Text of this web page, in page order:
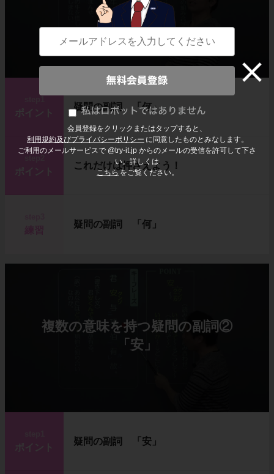
会員登録をクリックまたはタップすると、
利用規約及びプライバシーポリシー に同意したものとみなします。
ご利用のメールサービスで @try-it.jp からのメールの受信を許可して下さ
い。詳しくは
こちら をご覧ください。
「何」
ポイント
疑問の副詞 「何」
ポイント
これだけは押さえよう！
疑問の副詞 「何」
複数の意味を持つ疑問の副詞②
「安」
ポイント
疑問の副詞 「安」